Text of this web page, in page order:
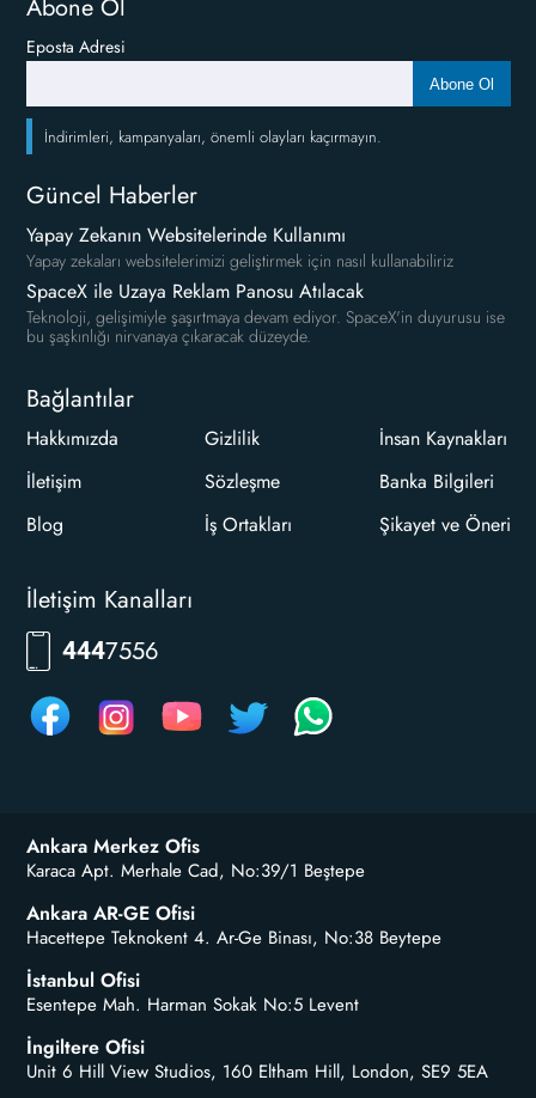
Abone Ol
Eposta Adresi
Abone Ol
İndirimleri, kampanyaları, önemli olayları kaçırmayın.
Güncel Haberler
Yapay Zekanın Websitelerinde Kullanımı
Yapay zekaları websitelerimizi geliştirmek için nasıl kullanabiliriz
SpaceX ile Uzaya Reklam Panosu Atılacak
Teknoloji, gelişimiyle şaşırtmaya devam ediyor. SpaceX'in duyurusu ise
bu şaşkınlığı nirvanaya çıkaracak düzeyde.
Bağlantılar
Hakkımızda
İletişim
Blog
Gizlilik
Sözleşme
İş Ortakları
İnsan Kaynakları
Banka Bilgileri
Şikayet ve Öneri
İletişim Kanalları
4447556
Ankara Merkez Ofis
Karaca Apt. Merhale Cad, No:39/1 Beştepe
Ankara AR-GE Ofisi
Hacettepe Teknokent 4. Ar-Ge Binası, No:38 Beytepe
İstanbul Ofisi
Esentepe Mah. Harman Sokak No:5 Levent
İngiltere Ofisi
Unit 6 Hill View Studios, 160 Eltham Hill, London, SE9 5EA